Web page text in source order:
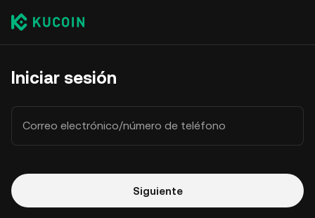
Iniciar sesión
Correo electrónico/número de teléfono
Siguiente